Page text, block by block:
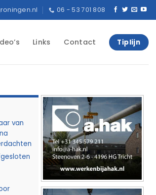
06 - 53 701 808
Links Contact Tiplijn
van